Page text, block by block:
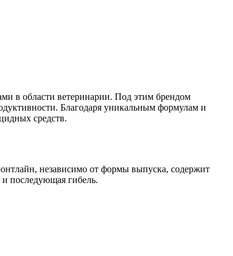
в области ветеринарии. Под этим брендом
Благодаря уникальным формулам и
средств.
независимо от формы выпуска, содержит
и последующая гибель.